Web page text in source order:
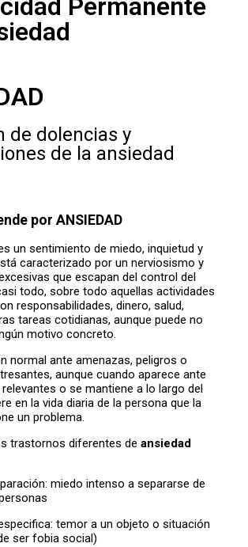
Permanente
de dolencias y
de la ansiedad
por ANSIEDAD
un sentimiento de miedo, inquietud y
caracterizado por un nerviosismo y
que escapan del control del
todo, sobre todo aquellas actividades
responsabilidades, dinero, salud,
tareas cotidianas, aunque puede no
motivo concreto.
normal ante amenazas, peligros o
aunque cuando aparece ante
o se mantiene a lo largo del
en la vida diaria de la persona que la
un problema.
trastornos diferentes de ansiedad
miedo intenso a separarse de
temor a un objeto o situación
ser fobia social)